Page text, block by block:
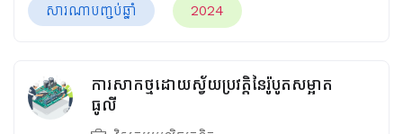
សារណាបញ្ចប់ឆ្នាំ 2024
ការសាកថ្មដោយស្វ័យប្រវត្តិនៃរ៉ូបូតសម្អាត
ធូលី